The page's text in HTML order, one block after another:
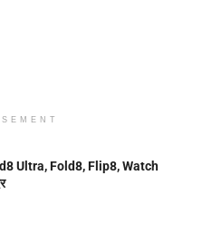
Ultra, Fold8, Flip8, Watch